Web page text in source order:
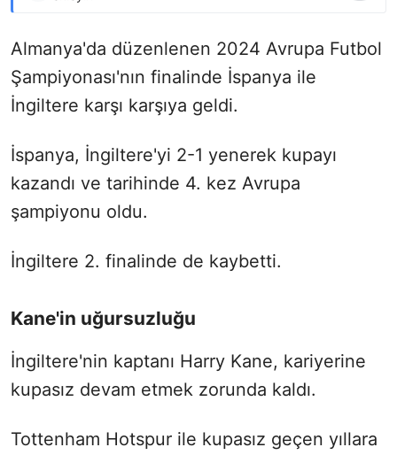
Almanya'da düzenlenen 2024 Avrupa Futbol
Şampiyonası'nın finalinde İspanya ile
İngiltere karşı karşıya geldi.
İspanya, İngiltere'yi 2-1 yenerek kupayı
kazandı ve tarihinde 4. kez Avrupa
şampiyonu oldu.
İngiltere 2. finalinde de kaybetti.
Kane'in uğursuzluğu
İngiltere'nin kaptanı Harry Kane, kariyerine
kupasız devam etmek zorunda kaldı.
Tottenham Hotspur ile kupasız geçen yıllara